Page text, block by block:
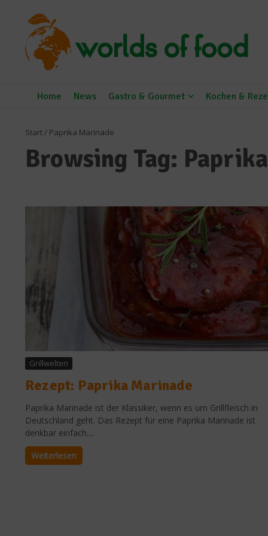
Home News Gastro & Gourmet Kochen &
Start/ Paprika Marinade
Browsing Tag:
Grillwelten
Rezept: Paprika Marinade
Paprika Marinade ist der Klassiker, wenn es um Grillfleisch in
Deutschland geht. Das Rezept für eine Paprika Marinade ist
denkbar einfach....
Weiterlesen